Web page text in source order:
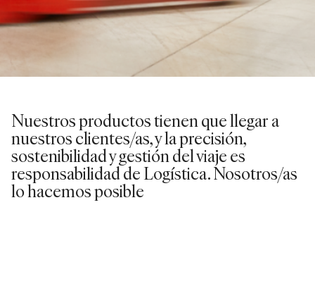
Nuestros productos tienen que llegar a
nuestros clientes/as, y la precisión,
sostenibilidad y gestión del viaje es
responsabilidad de Logística. Nosotros/as
lo hacemos posible